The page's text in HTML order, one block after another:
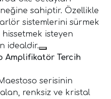
sahiptir. Özellikle
sistemlerini sürmek
isteyen
idealdir.
Amplifikatör Tercih
serisinin
renksiz ve kristal